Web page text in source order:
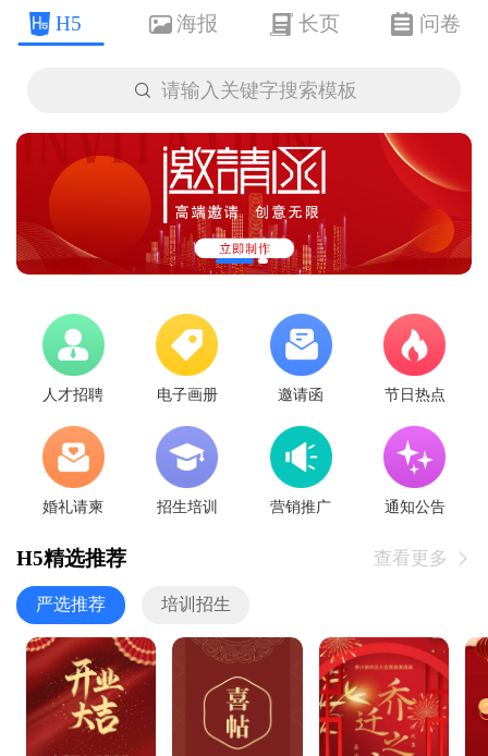
H5 海报 长页 问卷
 请输入关键字搜索模板
人才招聘 电子画册 邀请函 节日热点
婚礼请柬 招生培训 营销推广 通知公告
H5精选推荐 查看更多 
严选推荐 培训招生